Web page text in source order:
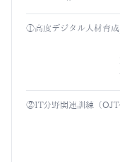
①高度デジタル人材育成
②IT分野関連訓練（OJT